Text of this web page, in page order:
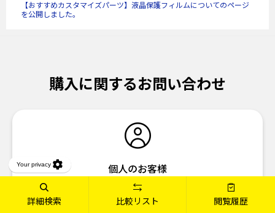
詳細検索 比較リスト 閲覧履歴
【おすすめカスタマイズパーツ】液晶保護フィルムについてのページ
を公開しました。
購入に関するお問い合わせ
個人のお客様
03-6636-4321